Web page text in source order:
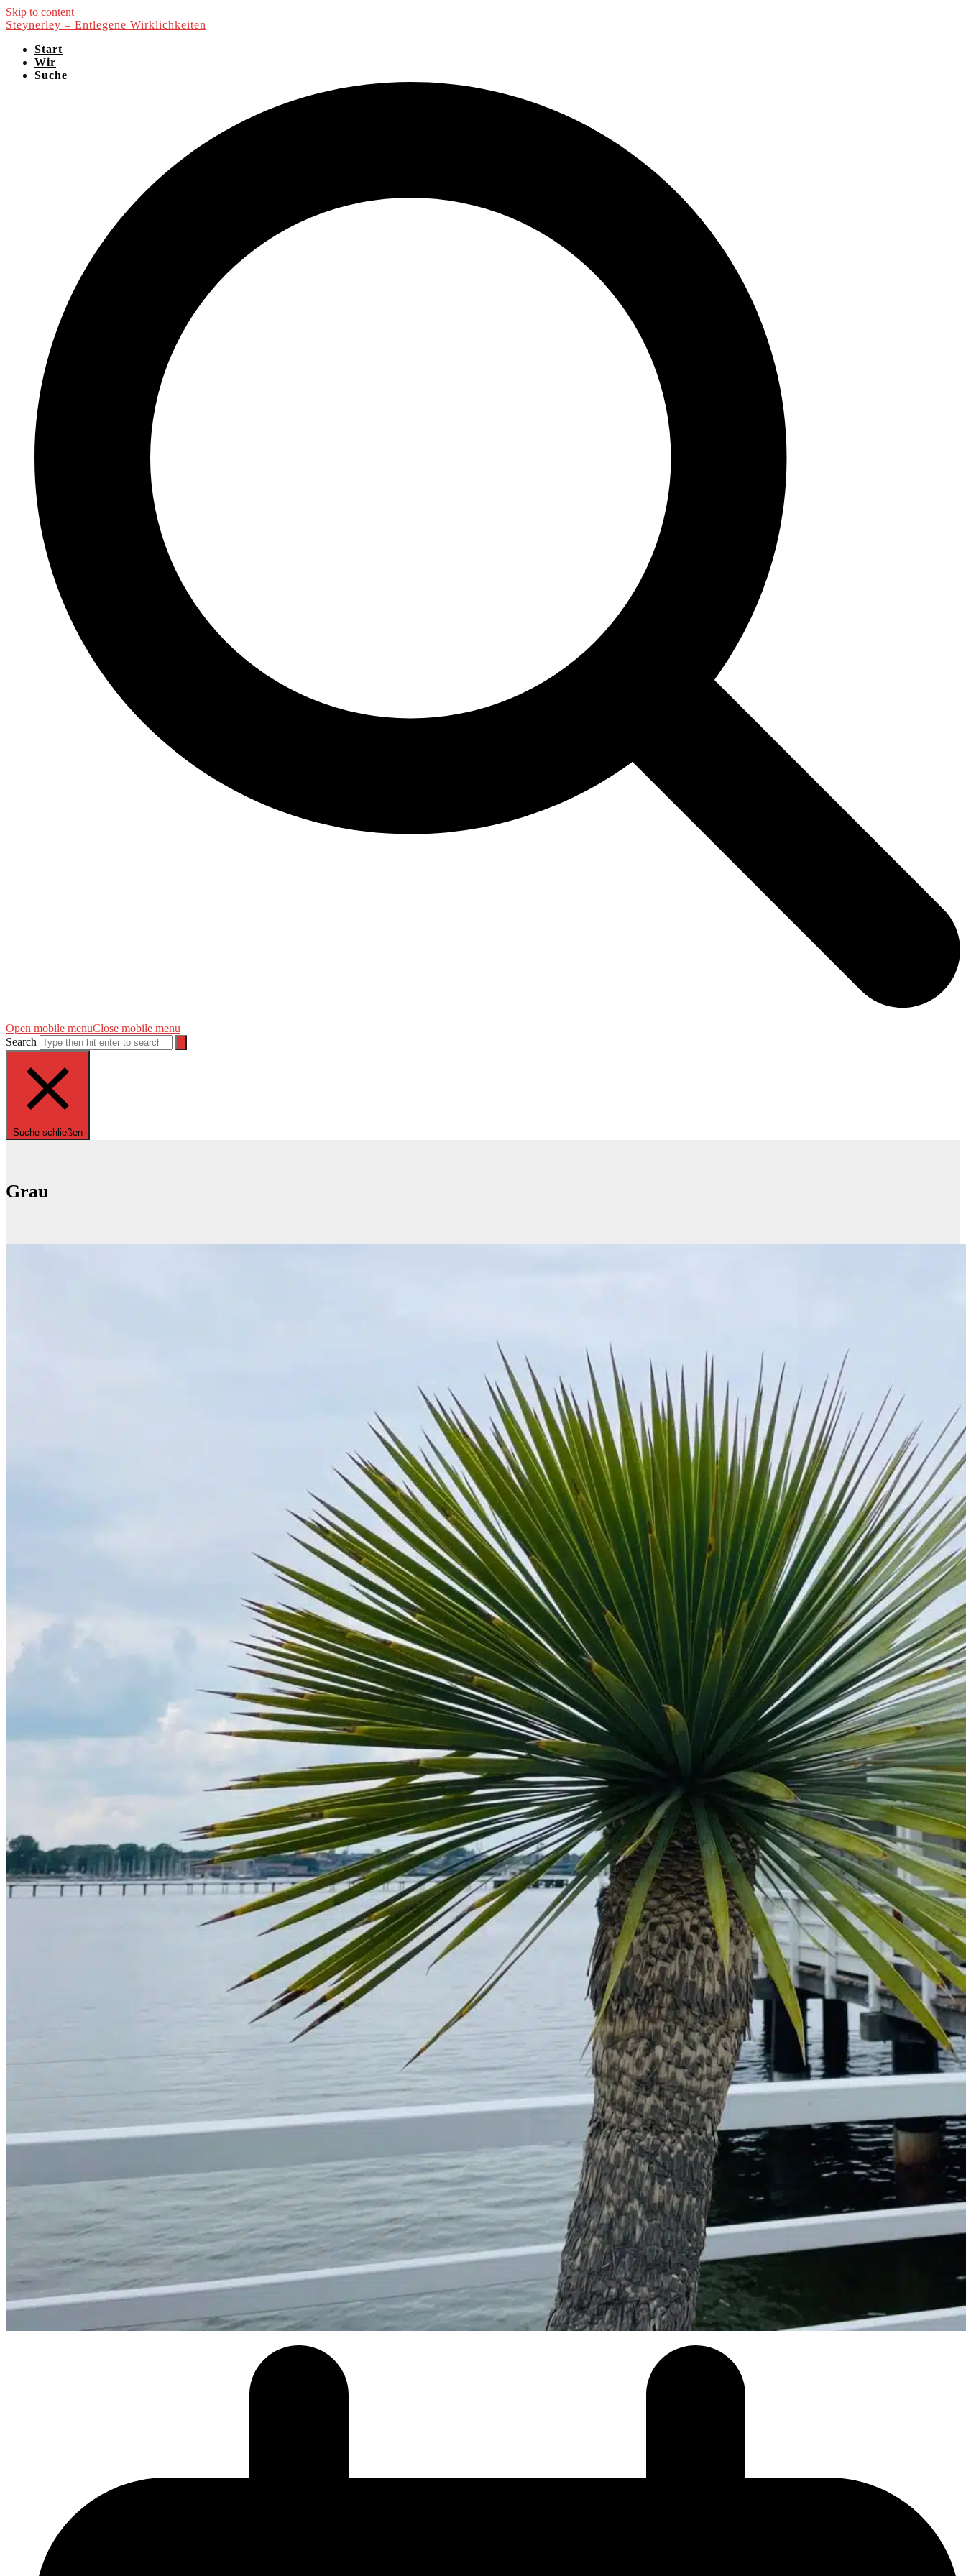
Skip to content
Steynerley – Entlegene Wirklichkeiten
Start
Wir
Suche
Open mobile menuClose mobile menu
Search
Suche schließen
Grau